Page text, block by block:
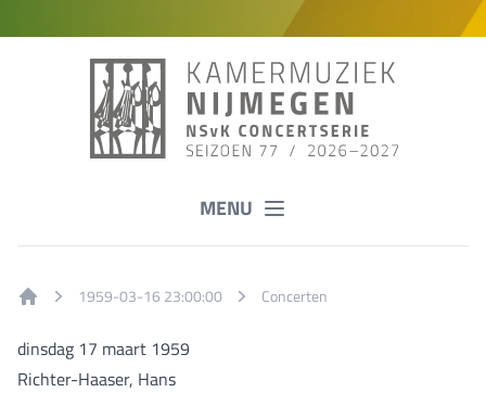
MENU
1959-03-16 23:00:00 Concerten
dinsdag 17 maart 1959
Richter-Haaser, Hans